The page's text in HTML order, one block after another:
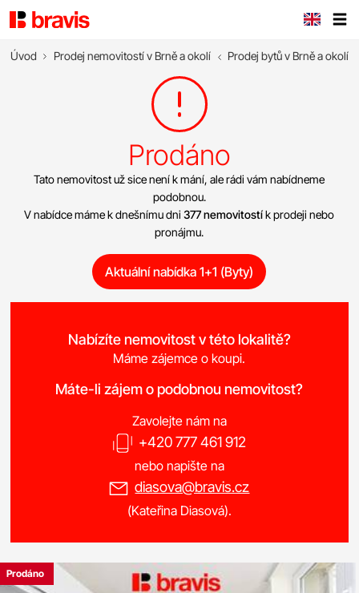
Úvod Prodej nemovitostí v Brně a okolí Prodej bytů v Brně a okolí
Prodáno
Tato nemovitost už sice není k mání, ale rádi vám nabídneme
podobnou.
V nabídce máme k dnešnímu dni377 nemovitostík prodeji nebo
pronájmu.
Aktuální nabídka 1+1 (Byty)
Nabízíte nemovitost v této lokalitě?
Máme zájemce o koupi.
Máte-li zájem o podobnou nemovitost?
Zavolejte nám na
+420 777 461 912
nebo napište na
diasova@bravis.cz
(Kateřina Diasová).
Prodáno